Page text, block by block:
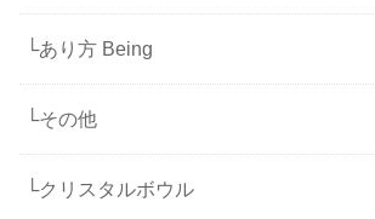
└あり方 Being
└その他
└クリスタルボウル